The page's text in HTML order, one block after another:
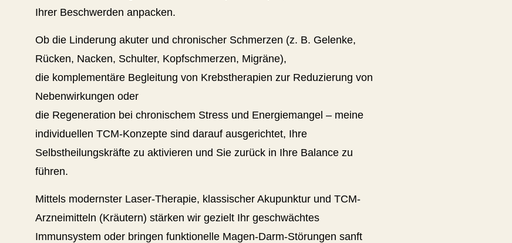
Ihrer Beschwerden anpacken.
Ob die Linderung akuter und chronischer Schmerzen (z. B. Gelenke,
Rücken, Nacken, Schulter, Kopfschmerzen, Migräne),
die komplementäre Begleitung von Krebstherapien zur Reduzierung von
Nebenwirkungen oder
die Regeneration bei chronischem Stress und Energiemangel – meine
individuellen TCM-Konzepte sind darauf ausgerichtet, Ihre
Selbstheilungskräfte zu aktivieren und Sie zurück in Ihre Balance zu
führen.
Mittels modernster Laser-Therapie, klassischer Akupunktur und TCM-
Arzneimitteln (Kräutern) stärken wir gezielt Ihr geschwächtes
Immunsystem oder bringen funktionelle Magen-Darm-Störungen sanft